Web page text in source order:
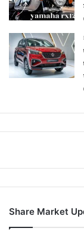
Share Market